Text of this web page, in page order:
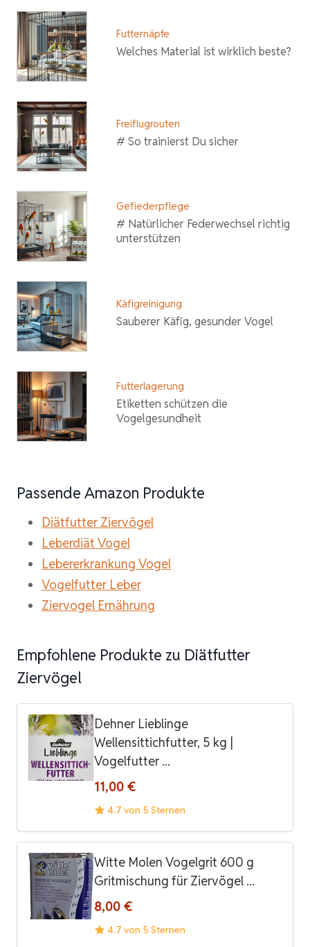
Futternäpfe
Welches Material ist wirklich beste?
Freiflugrouten
# So trainierst Du sicher
Gefiederpflege
# Natürlicher Federwechsel richtig
unterstützen
Käfigreinigung
Sauberer Käfig, gesunder Vogel
Futterlagerung
Etiketten schützen die
Vogelgesundheit
Passende Amazon Produkte
Diätfutter Ziervögel
Leberdiät Vogel
Lebererkrankung Vogel
Vogelfutter Leber
Ziervogel Ernährung
Empfohlene Produkte zu Diätfutter
Ziervögel
Dehner Lieblinge
Wellensittichfutter, 5 kg |
Vogelfutter ...
11,00 €
4.7 von 5 Sternen
Witte Molen Vogelgrit 600 g
Gritmischung für Ziervögel ...
8,00 €
4.7 von 5 Sternen